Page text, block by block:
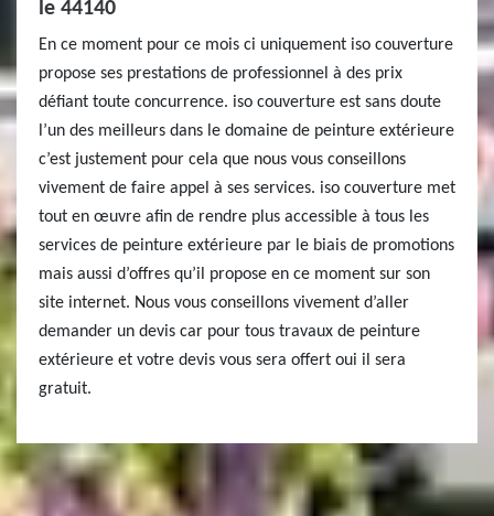
le 44140
En ce moment pour ce mois ci uniquement iso couverture
propose ses prestations de professionnel à des prix
défiant toute concurrence. iso couverture est sans doute
l’un des meilleurs dans le domaine de peinture extérieure
c’est justement pour cela que nous vous conseillons
vivement de faire appel à ses services. iso couverture met
tout en œuvre afin de rendre plus accessible à tous les
services de peinture extérieure par le biais de promotions
mais aussi d’offres qu’il propose en ce moment sur son
site internet. Nous vous conseillons vivement d’aller
demander un devis car pour tous travaux de peinture
extérieure et votre devis vous sera offert oui il sera
gratuit.